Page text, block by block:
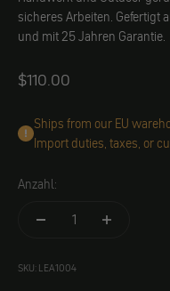
sicheres Arbeiten. Gefertigt
und mit 25 Jahren Garantie.
Angebot
$110.00
Ships from our EU
Import duties, taxes, or
Anzahl:
SKU: LEA1004